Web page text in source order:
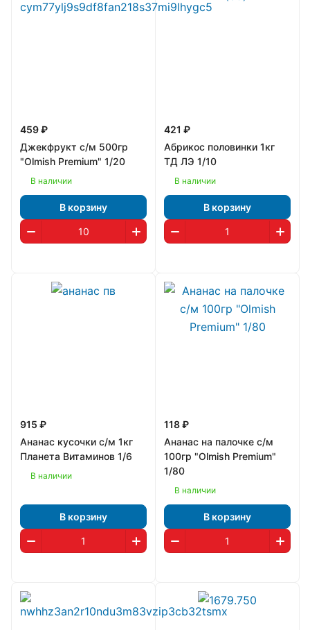
459 ₽
Джекфрукт с/м 500гр
"Olmish Premium" 1/20
В наличии
В корзину
421 ₽
Абрикос половинки 1кг
ТД ЛЭ 1/10
В наличии
В корзину
915 ₽
Ананас кусочки с/м 1кг
Планета Витаминов 1/6
В наличии
В корзину
118 ₽
Ананас на палочке с/м
100гр "Olmish Premium"
1/80
В наличии
В корзину